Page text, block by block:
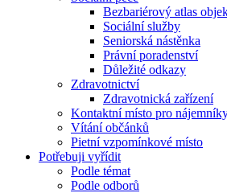
Bezbariérový atlas
Sociální služby
Seniorská nástěnka
Právní poradenství
Důležité odkazy
Zdravotnictví
Zdravotnická zařízení
Kontaktní místo pro
Vítání občánků
Pietní vzpomínkové místo
Potřebuji vyřídit
Podle témat
Podle odborů